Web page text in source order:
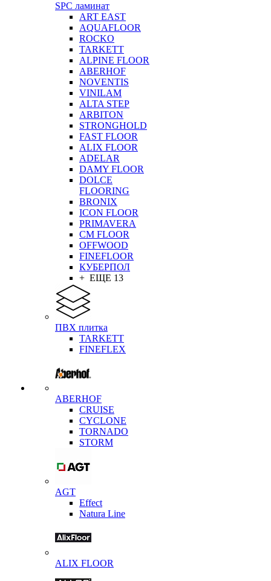
SPC ламинат
ART EAST
AQUAFLOOR
ROCKO
TARKETT
ALPINE FLOOR
ABERHOF
NOVENTIS
VINILAM
ALTA STEP
ARBITON
STRONGHOLD
FAST FLOOR
ALIX FLOOR
ADELAR
DAMY FLOOR
DOLCE
FLOORING
BRONIX
ICON FLOOR
PRIMAVERA
CM FLOOR
OFFWOOD
FINEFLOOR
КУБЕРПОЛ
+ ЕЩЕ 13
ПВХ плитка
TARKETT
FINEFLEX
ABERHOF
CRUISE
CYCLONE
TORNADO
STORM
AGT
Effect
Natura Line
ALIX FLOOR